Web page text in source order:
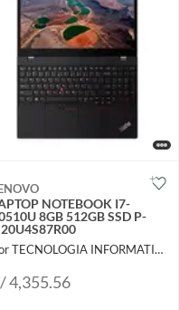
NOTEBOOK I7-
8GB 512GB SSD P-
Por TECNOLOGIA INFORMATICA Y CONSULTORIA
4,355.56